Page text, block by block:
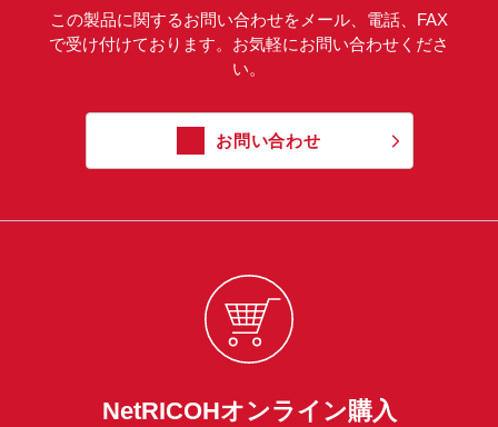
この製品に関するお問い合わせをメール、電話、FAX
で受け付けております。お気軽にお問い合わせくださ
い。
お問い合わせ
NetRICOHオンライン購入